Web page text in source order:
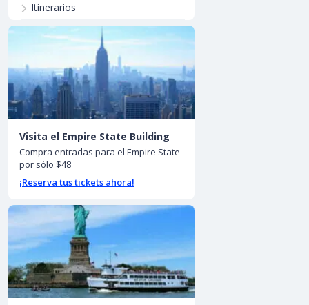
Itinerarios
Visita el Empire State Building
Compra entradas para el Empire State
por sólo $48
¡Reserva tus tickets ahora!